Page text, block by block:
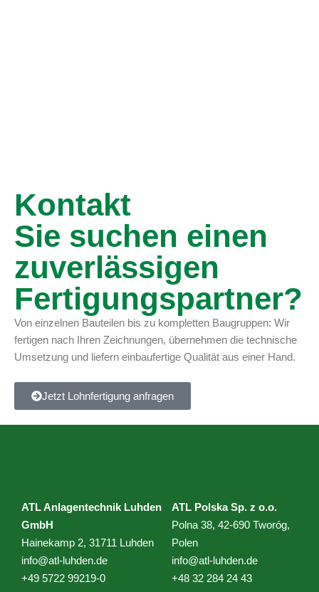
Kontakt
Sie suchen einen
zuverlässigen
Fertigungspartner?
Von einzelnen Bauteilen bis zu kompletten Baugruppen: Wir
fertigen nach Ihren Zeichnungen, übernehmen die technische
Umsetzung und liefern einbaufertige Qualität aus einer Hand.
Jetzt Lohnfertigung anfragen
ATL Anlagentechnik Luhden
GmbH
Hainekamp 2, 31711 Luhden
info@atl-luhden.de
+49 5722 99219-0
ATL PolskaSp. z o.o.
Polna 38, 42-690 Tworóg,
Polen
info@atl-luhden.de
+48 32 284 24 43